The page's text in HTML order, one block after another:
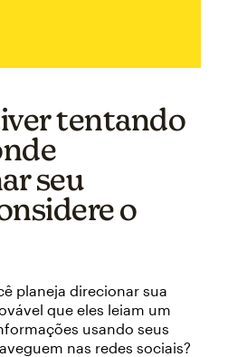
tentando
seu
o
planeja direcionar sua
que eles leiam um
usando seus
nas redes sociais?